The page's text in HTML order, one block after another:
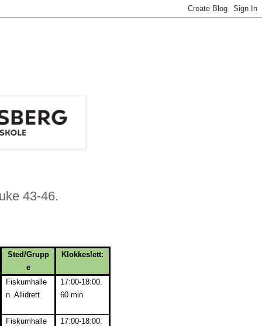
43-46.
Sted/Grupp
e
Klokkeslett:
Fiskumhalle
n. Allidrett
17:00-18:00.
60 min
Fiskumhalle
17:00-18:00.